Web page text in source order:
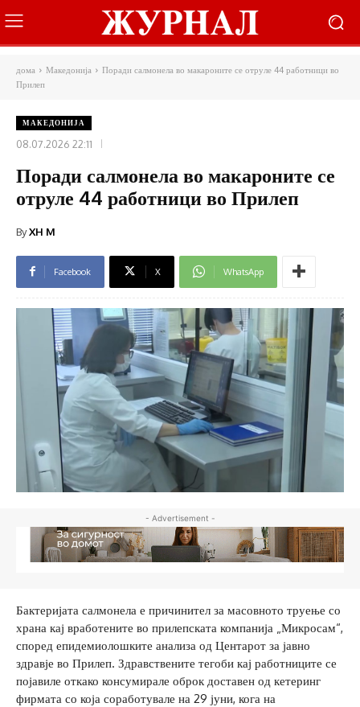
дома Македонија
Поради салмонела во макароните се отруле 44 работници во
Прилеп
МАКЕДОНИЈА
08.07.2026 22:11
Поради салмонела во макароните се
отруле 44 работници во Прилеп
ByXH M
Facebook X WhatsApp
- Advertisement -
Бактеријата салмонела е причинител за масовното труење со
храна кај вработените во прилепската компанија „Микросам“,
според епидемиолошките анализа од Центарот за јавно
здравје во Прилеп. Здравствените тегоби кај работниците се
појавиле откако консумирале оброк доставен од кетеринг
фирмата со која соработувале на 29 јуни, кога на